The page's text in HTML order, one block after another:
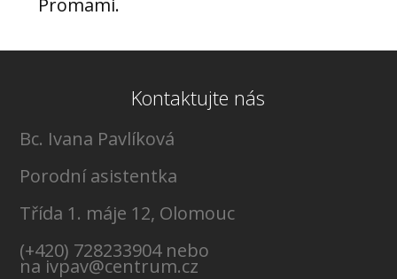
Kontaktujte nás
Bc. Ivana Pavlíková
Porodní asistentka
Třída 1. máje 12, Olomouc
(+420) 728233904 nebo
na ivpav@centrum.cz